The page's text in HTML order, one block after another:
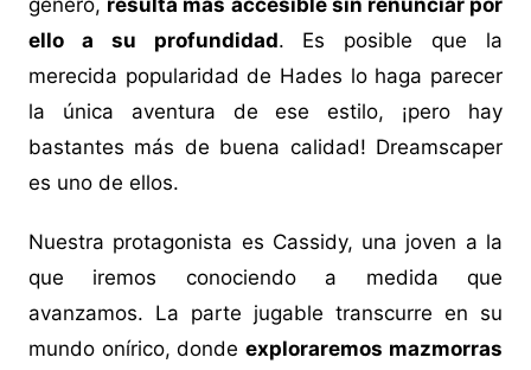
género, resulta más accesible sin renunciar por
ello a su profundidad. Es posible que la
merecida popularidad de Hades lo haga parecer
la única aventura de ese estilo, ¡pero hay
bastantes más de buena calidad! Dreamscaper
es uno de ellos.
Nuestra protagonista es Cassidy, una joven a la
que iremos conociendo a medida que
avanzamos. La parte jugable transcurre en su
mundo onírico, dondeexploraremos mazmorras